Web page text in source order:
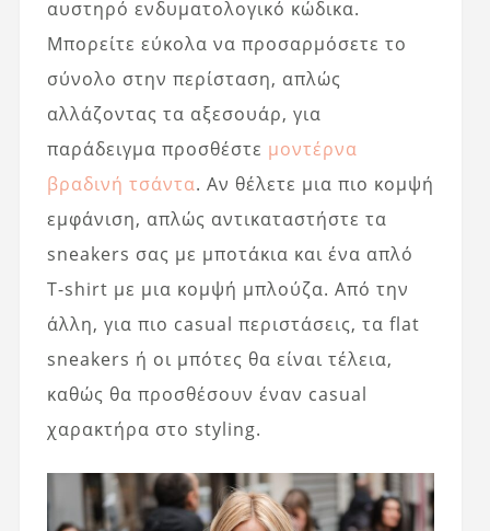
αυστηρό ενδυματολογικό κώδικα.
Μπορείτε εύκολα να προσαρμόσετε το
σύνολο στην περίσταση, απλώς
αλλάζοντας τα αξεσουάρ, για
παράδειγμα προσθέστε μοντέρνα
βραδινή τσάντα. Αν θέλετε μια πιο κομψή
εμφάνιση, απλώς αντικαταστήστε τα
sneakers σας με μποτάκια και ένα απλό
T-shirt με μια κομψή μπλούζα. Από την
άλλη, για πιο casual περιστάσεις, τα flat
sneakers ή οι μπότες θα είναι τέλεια,
καθώς θα προσθέσουν έναν casual
χαρακτήρα στο styling.